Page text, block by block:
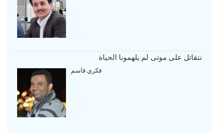
نتقاتل على موتى لم يلهمونا الحياة
فكري قاسم